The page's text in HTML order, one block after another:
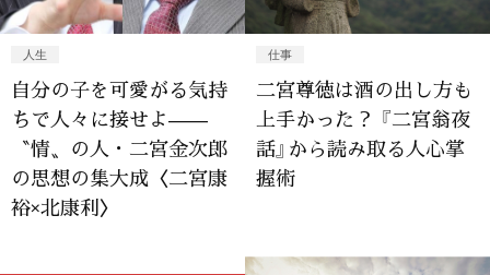
人生
自分の子を可愛がる気持
ちで人々に接せよ——
〝情〟の人・二宮金次郎
の思想の集大成〈二宮康
裕×北康利〉
仕事
二宮尊徳は酒の出し方も
上手かった？ 『二宮翁夜
話』から読み取る人心掌
握術